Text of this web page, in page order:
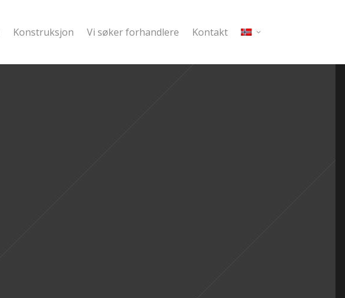
Konstruksjon Vi søker forhandlere Kontakt